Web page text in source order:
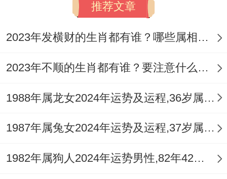
功课 了解市场动态- 谨慎做出决策！
“钱要花在刀刃上投资也要稳稳当！
“有你在~我就觉得安心！
推荐文章
2023年发横财的生肖都有谁？哪些属相财运旺盛？
2023年不顺的生肖都有谁？要注意什么呢？
1988年属龙女2024年运势及运程,36岁属龙人2024全年每月运势女性如何
1987年属兔女2024年运势及运程,37岁属兔人2024全年每月运势女性如何
1982年属狗人2024年运势男性,82年42岁属狗男2024年每月运程怎么样